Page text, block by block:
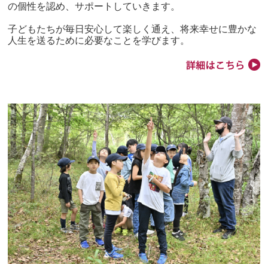
の個性を認め、サポートしていきます。
子どもたちが毎日安心して楽しく通え、将来幸せに豊かな
人生を送るために必要なことを学びます。